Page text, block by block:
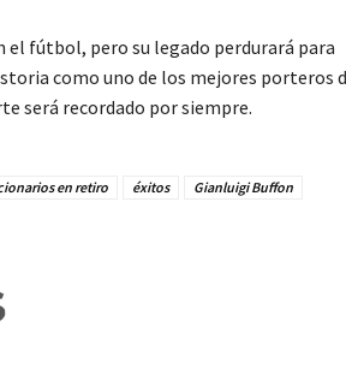
el fútbol, pero su legado perdurará para
como uno de los mejores porteros
será recordado por siempre.
en retiro éxitos
Gianluigi Buffon